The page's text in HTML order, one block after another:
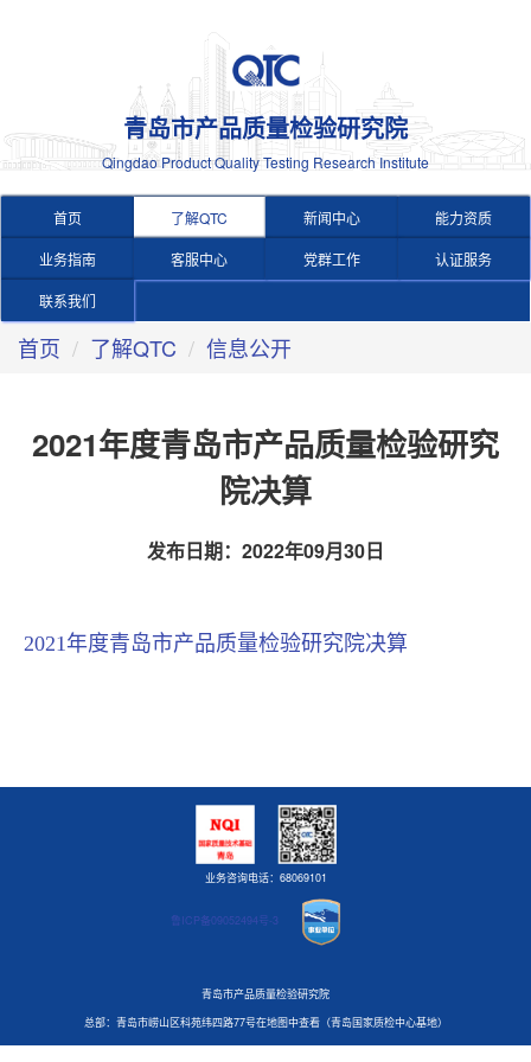
青岛市产品质量检验研究院
Qingdao Product Quality Testing Research Institute
首页 了解QTC 新闻中心 能力资质
业务指南 客服中心 党群工作 认证服务
联系我们
首页 了解QTC 信息公开
2021年度青岛市产品质量检验研究
院决算
发布日期： 2022年09月30日
2021年度青岛市产品质量检验研究院决算
业务咨询电话：68069101
鲁ICP备09052494号-3
青岛市产品质量检验研究院
总部：青岛市崂山区科苑纬四路77号在地图中查看（青岛国家质检中心基地）